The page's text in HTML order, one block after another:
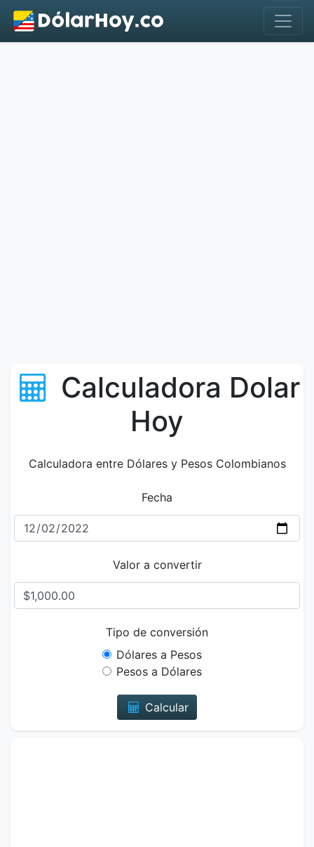
Calculadora Dolar
Hoy
Calculadora entre Dólares y Pesos Colombianos
Fecha
Valor a convertir
Tipo de conversión
Dólares a Pesos
Pesos a Dólares
Calcular